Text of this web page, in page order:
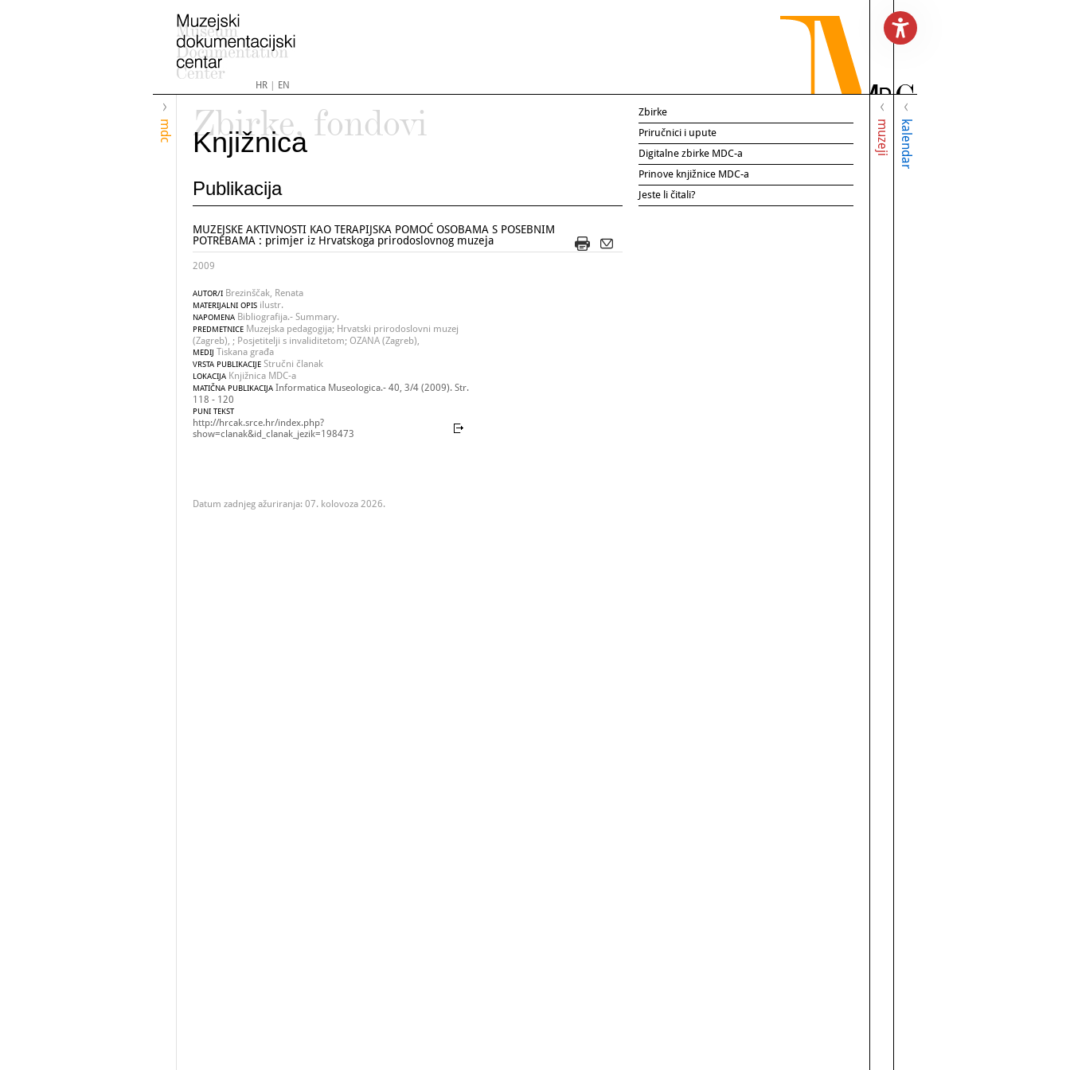
HR| EN
mdc muzeji kalendar
Zbirke, fondovi
Knjižnica
Publikacija
MUZEJSKE AKTIVNOSTI KAO TERAPIJSKA POMOĆ OSOBAMA S POSEBNIM
POTREBAMA : primjer iz Hrvatskoga prirodoslovnog muzeja
2009
AUTOR/I Brezinščak, Renata
MATERIJALNI OPIS ilustr.
NAPOMENA Bibliografija.- Summary.
PREDMETNICE Muzejska pedagogija; Hrvatski prirodoslovni muzej
(Zagreb), ; Posjetitelji s invaliditetom; OZANA (Zagreb),
MEDIJ Tiskana građa
VRSTA PUBLIKACIJE Stručni članak
LOKACIJA Knjižnica MDC-a
MATIČNA PUBLIKACIJA Informatica Museologica.- 40, 3/4 (2009). Str.
118 - 120
PUNI TEKST
http://hrcak.srce.hr/index.php?
show=clanak&id_clanak_jezik=198473
Datum zadnjeg ažuriranja: 07. kolovoza 2026.
Zbirke
Priručnici i upute
Digitalne zbirke MDC-a
Prinove knjižnice MDC-a
Jeste li čitali?